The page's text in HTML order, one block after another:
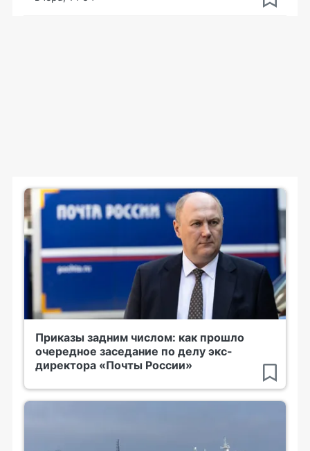
Приказы задним числом: как прошло
очередное заседание по делу экс-
директора «Почты России»